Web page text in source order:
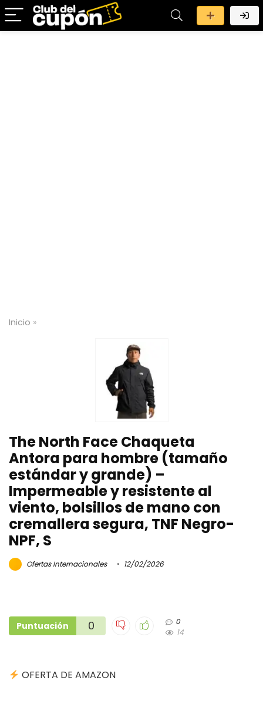
Inicio »
The North Face Chaqueta
Antora para hombre (tamaño
estándar y grande) –
Impermeable y resistente al
viento, bolsillos de mano con
cremallera segura, TNF Negro-
NPF, S
Ofertas Internacionales 12/02/2026
Puntuación 0
0
14
OFERTA DE AMAZON